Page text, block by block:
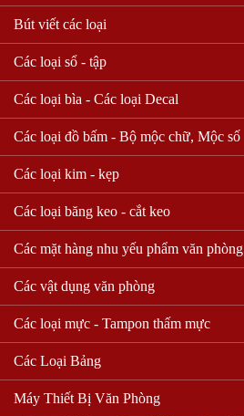
Bút viết các loại
Các loại sổ - tập
Các loại bìa - Các loại Decal
Các loại đồ bấm - Bộ mộc chữ, Mộc số
Các loại kim - kẹp
Các loại băng keo - cắt keo
Các mặt hàng nhu yếu phẩm văn phòng
Các vật dụng văn phòng
Các loại mực - Tampon thấm mực
Các Loại Bảng
Máy Thiết Bị Văn Phòng